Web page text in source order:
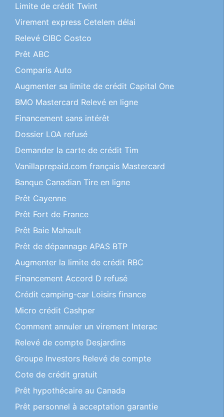
Limite de crédit Twint
Virement express Cetelem délai
Relevé CIBC Costco
Prêt ABC
Comparis Auto
Augmenter sa limite de crédit Capital One
BMO Mastercard Relevé en ligne
Financement sans intérêt
Dossier LOA refusé
Demander la carte de crédit Tim
Vanillaprepaid.com français Mastercard
Banque Canadian Tire en ligne
Prêt Cayenne
Prêt Fort de France
Prêt Baie Mahault
Prêt de dépannage APAS BTP
Augmenter la limite de crédit RBC
Financement Accord D refusé
Crédit camping-car Loisirs finance
Micro crédit Cashper
Comment annuler un virement Interac
Relevé de compte Desjardins
Groupe Investors Relevé de compte
Cote de crédit gratuit
Prêt hypothécaire au Canada
Prêt personnel à acceptation garantie